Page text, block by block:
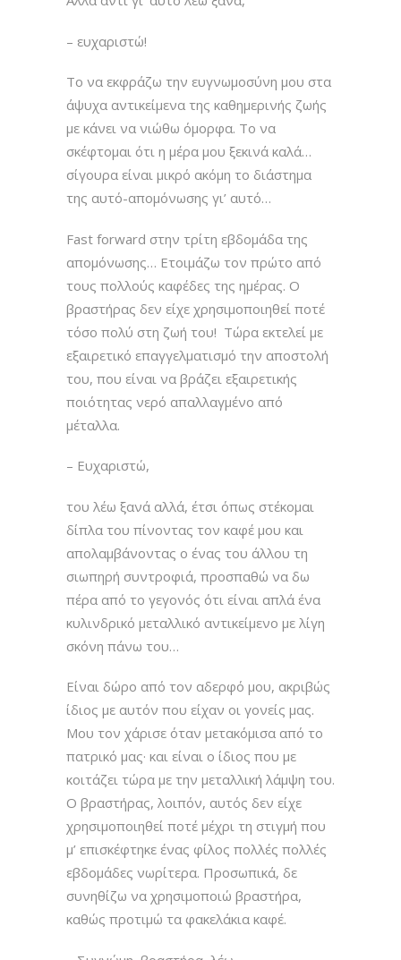
– ευχαριστώ!
Το να εκφράζω την ευγνωμοσύνη μου στα
άψυχα αντικείμενα της καθημερινής ζωής
με κάνει να νιώθω όμορφα. Το να
σκέφτομαι ότι η μέρα μου ξεκινά καλά…
σίγουρα είναι μικρό ακόμη το διάστημα
της αυτό-απομόνωσης γι’ αυτό…
Fast forward στην τρίτη εβδομάδα της
απομόνωσης… Ετοιμάζω τον πρώτο από
τους πολλούς καφέδες της ημέρας. Ο
βραστήρας δεν είχε χρησιμοποιηθεί ποτέ
τόσο πολύ στη ζωή του! Τώρα εκτελεί με
εξαιρετικό επαγγελματισμό την αποστολή
του, που είναι να βράζει εξαιρετικής
ποιότητας νερό απαλλαγμένο από
μέταλλα.
– Ευχαριστώ,
του λέω ξανά αλλά, έτσι όπως στέκομαι
δίπλα του πίνοντας τον καφέ μου και
απολαμβάνοντας ο ένας του άλλου τη
σιωπηρή συντροφιά, προσπαθώ να δω
πέρα από το γεγονός ότι είναι απλά ένα
κυλινδρικό μεταλλικό αντικείμενο με λίγη
σκόνη πάνω του…
Είναι δώρο από τον αδερφό μου, ακριβώς
ίδιος με αυτόν που είχαν οι γονείς μας.
Μου τον χάρισε όταν μετακόμισα από το
πατρικό μας· και είναι ο ίδιος που με
κοιτάζει τώρα με την μεταλλική λάμψη του.
Ο βραστήρας, λοιπόν, αυτός δεν είχε
χρησιμοποιηθεί ποτέ μέχρι τη στιγμή που
μ’ επισκέφτηκε ένας φίλος πολλές πολλές
εβδομάδες νωρίτερα. Προσωπικά, δε
συνηθίζω να χρησιμοποιώ βραστήρα,
καθώς προτιμώ τα φακελάκια καφέ.